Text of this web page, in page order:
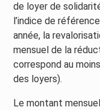
de loyer de
l’indice de
année, la
mensuel de la
correspond au
des loyers).
Le montant